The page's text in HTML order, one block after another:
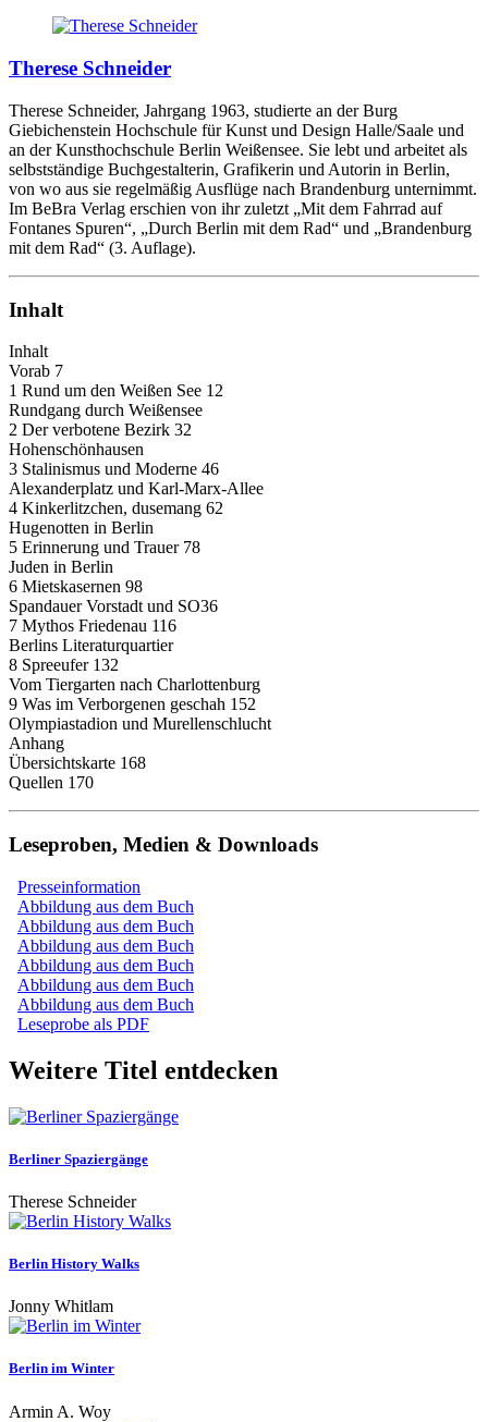
Therese Schneider
Therese Schneider, Jahrgang 1963, studierte an der Burg
Giebichenstein Hochschule für Kunst und Design Halle/Saale und
an der Kunsthochschule Berlin­ Weißensee. Sie lebt und arbeitet als
selbstständige Buchgestalterin, Grafikerin und Autorin in Berlin,
von wo aus sie regelmäßig Ausflüge nach Brandenburg unternimmt.
Im BeBra Verlag erschien von ihr zuletzt „Mit dem Fahrrad auf
Fontanes Spuren“, „Durch Berlin mit dem Rad“ und „Brandenburg
mit dem Rad“ (3. Auflage).
Inhalt
Inhalt
Vorab 7
1 Rund um den Weißen See 12
Rundgang durch Weißensee
2 Der verbotene Bezirk 32
Hohenschönhausen
3 Stalinismus und Moderne 46
Alexanderplatz und Karl-Marx-Allee
4 Kinkerlitzchen, dusemang 62
Hugenotten in Berlin
5 Erinnerung und Trauer 78
Juden in Berlin
6 Mietskasernen 98
Spandauer Vorstadt und SO36
7 Mythos Friedenau 116
Berlins Literaturquartier
8 Spreeufer 132
Vom Tiergarten nach Charlottenburg
9 Was im Verborgenen geschah 152
Olympiastadion und Murellenschlucht
Anhang
Übersichtskarte 168
Quellen 170
Leseproben, Medien & Downloads
Presseinformation
Abbildung aus dem Buch
Abbildung aus dem Buch
Abbildung aus dem Buch
Abbildung aus dem Buch
Abbildung aus dem Buch
Abbildung aus dem Buch
Leseprobe als PDF
Weitere Titel entdecken
Berliner Spaziergänge
Therese Schneider
Berlin History Walks
Jonny Whitlam
Berlin im Winter
Armin A. Woy